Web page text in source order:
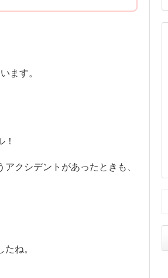
ます。
クシデントがあったときも、
ね。